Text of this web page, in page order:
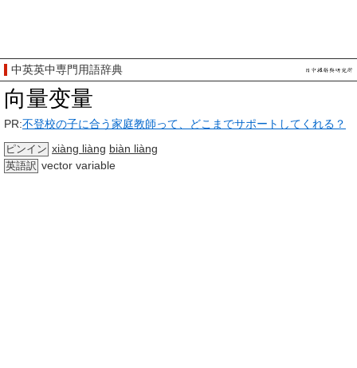
中英英中専門用語辞典
向量变量
PR:不登校の子に合う家庭教師って、どこまでサポートしてくれる？
ピンイン xiàng liàng biàn liàng
英語訳 vector variable